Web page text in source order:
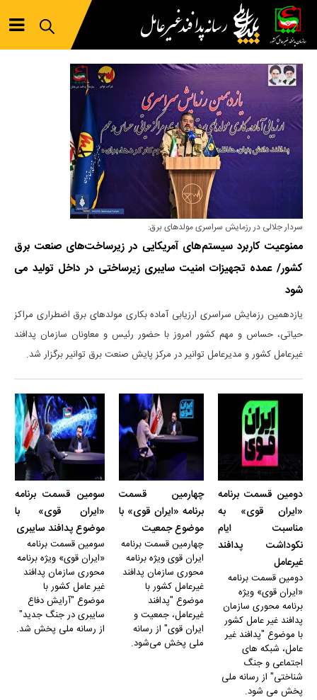
سردار جلالی در رزمایش سراسری مولدهای برق:
ممنوعیت کاربرد سیستم‌های آمریکایی در زیرساخت‌های صنعت برق
کشور/ عمده تجهیزات امنیت سایبری زیرساختی در داخل تولید می
شود
یازدهمین رزمایش سراسری ارزیابی آماده بکاری مولد‌های برق اضطراری مراکز
حیاتی، حساس و مهم کشور امروز با حضور رئیس و معاونان سازمان پدافند
غیرعامل کشور و مدیرعامل توانیر در مرکز پایش صنعت برق توانیر برگزار شد.
دومین قسمت برنامه
«ایران قوی» به
مناسبت ایام
نکوداشت پدافند
غیرعامل
دومین قسمت برنامه
«ایران قوی» ویژه
برنامه محوری سازمان
پدافند غیر عامل کشور
با موضوع "پدافند غیر
عامل، شبکه های
اجتماعی و جنگ
شناختی" از رسانه ملی
پخش می شود.
چهارمین قسمت
برنامه «ایران قوی» با
موضوع جمعیت
چهارمین قسمت برنامه
ایران قوی ویژه برنامه
محوری سازمان پدافند
غیرعامل کشور با
موضوع "پدافند
غیرعامل، جمعیت و
ایران قوی" از رسانه
ملی پخش می‌شود.
سومین قسمت برنامه
«ایران قوی» با
موضوع پدافند سایبری
سومین قسمت برنامه
«ایران قوی» ویژه برنامه
محوری سازمان پدافند
غیر عامل کشور با
موضوع "آرایش دفاع
سایبری در جنگ جدید"
از رسانه ملی پخش شد.